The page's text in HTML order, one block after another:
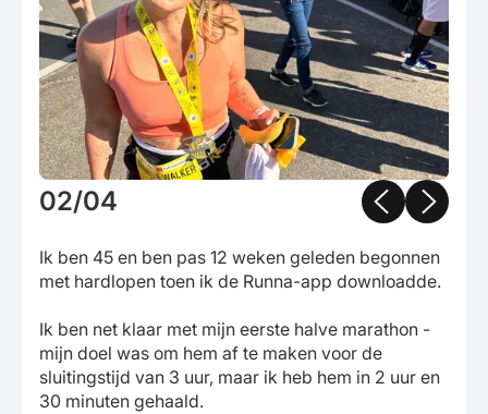
02/04
Ik ben 45 en ben pas 12 weken geleden begonnen
met hardlopen toen ik de Runna-app downloadde.
Ik ben net klaar met mijn eerste halve marathon -
mijn doel was om hem af te maken voor de
sluitingstijd van 3 uur, maar ik heb hem in 2 uur en
30 minuten gehaald.